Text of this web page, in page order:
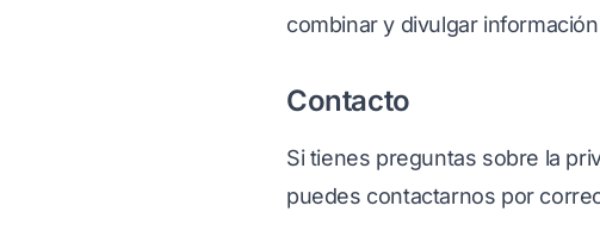
combinar y divulgar
Contacto
Si tienes preguntas sobre la
puedes contactarnos por